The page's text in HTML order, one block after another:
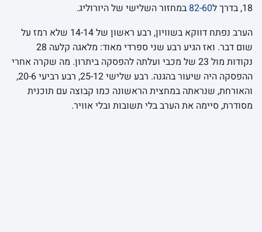
18, בדרך ל
82-60 במחזור השלישי של היורוליג.
הערב נפתח דווקא בשוויון, רבע ראשון של 14-14 שלא רמז על
שום דבר. ואז הגיע רבע שני ספרדי מאוד: מלאגה קלעה 28
נקודות מול 23 של מכבי ועלתה להפסקה ביתרון. מה שקרה אחרי
ההפסקה היה שיעור בהגנה. רבע שלישי 25-12, רבע רביעי 20-6,
והאורחת, שנראתה במחצית הראשונה כמו קבוצה עם תוכנית
מסודרת, סיימה את הערב בלי תשובות ובלי אוויר.